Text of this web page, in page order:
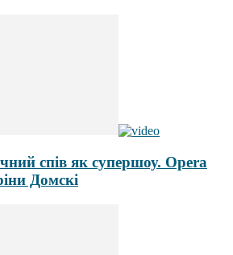
спів як супершоу. Opera
Домскі